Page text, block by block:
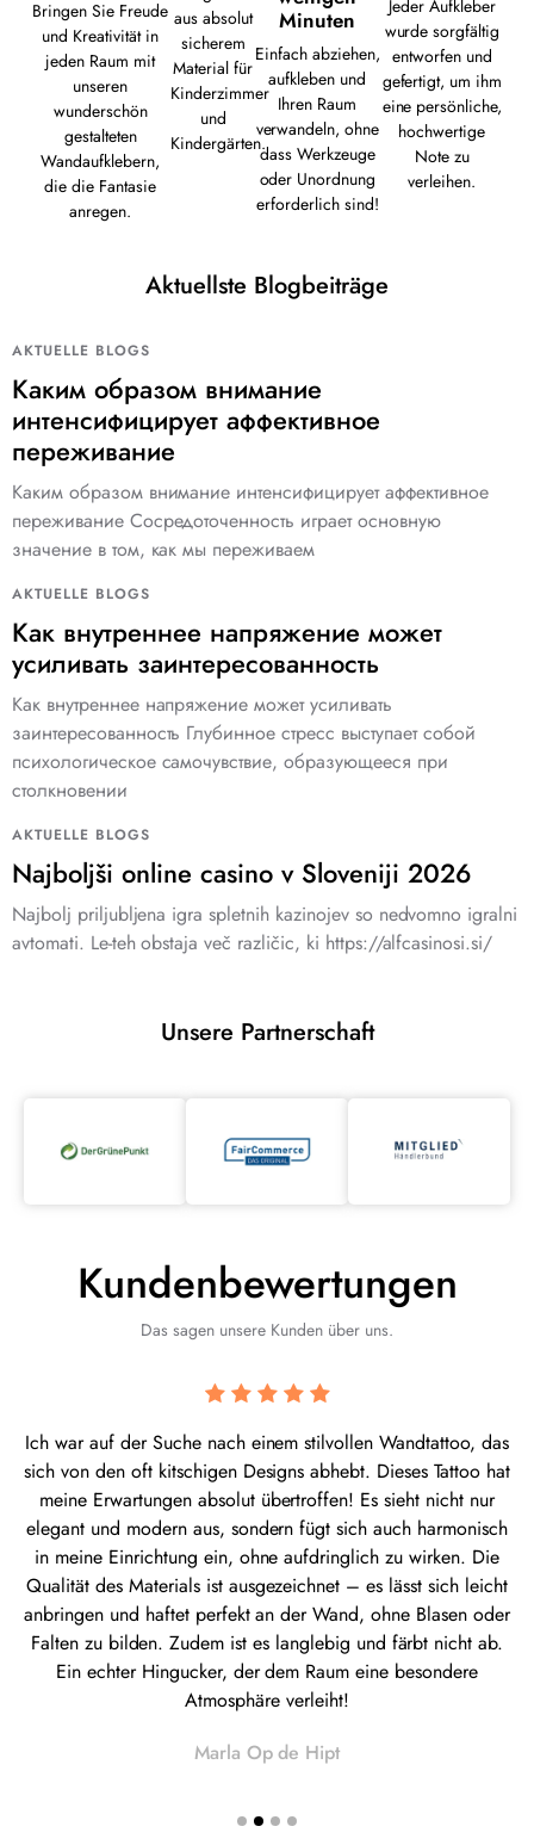
Bringen Sie Freude
und Kreativität in
jeden Raum mit
unseren
wunderschön
gestalteten
Wandaufklebern,
die die Fantasie
anregen.
aus absolut
sicherem
Material für
Kinderzimmer
und
Kindergärten.
Minuten
Einfach abziehen,
aufkleben und
Ihren Raum
verwandeln, ohne
dass Werkzeuge
oder Unordnung
erforderlich sind!
Jeder Aufkleber
wurde sorgfältig
entworfen und
gefertigt, um ihm
eine persönliche,
hochwertige
Note zu
verleihen.
Aktuellste Blogbeiträge
AKTUELLE BLOGS
Каким образом внимание
интенсифицирует аффективное
переживание
Каким образом внимание интенсифицирует аффективное
переживание Сосредоточенность играет основную
значение в том, как мы переживаем
AKTUELLE BLOGS
Как внутреннее напряжение может
усиливать заинтересованность
Как внутреннее напряжение может усиливать
заинтересованность Глубинное стресс выступает собой
психологическое самочувствие, образующееся при
столкновении
AKTUELLE BLOGS
Najboljši online casino v Sloveniji 2026
Najbolj priljubljena igra spletnih kazinojev so nedvomno igralni
avtomati. Le-teh obstaja več različic, ki https://alfcasinosi.si/
Unsere Partnerschaft
Kundenbewertungen
Das sagen unsere Kunden über uns.
Ich war auf der Suche nach einem stilvollen Wandtattoo, das
sich von den oft kitschigen Designs abhebt. Dieses Tattoo hat
meine Erwartungen absolut übertroffen! Es sieht nicht nur
elegant und modern aus, sondern fügt sich auch harmonisch
in meine Einrichtung ein, ohne aufdringlich zu wirken. Die
Qualität des Materials ist ausgezeichnet – es lässt sich leicht
anbringen und haftet perfekt an der Wand, ohne Blasen oder
Falten zu bilden. Zudem ist es langlebig und färbt nicht ab.
Ein echter Hingucker, der dem Raum eine besondere
Atmosphäre verleiht!
Marla Op de Hipt